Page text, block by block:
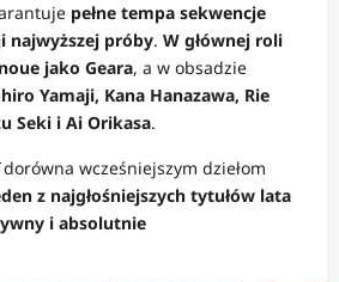
pełne tempa sekwencje
najwyższej próby. W głównej roli
jako Geara, a w obsadzie
Yamaji, Kana Hanazawa, Rie
Seki i Ai Orikasa.
dorówna wcześniejszym dziełom
z najgłośniejszych tytułów lata
i absolutnie